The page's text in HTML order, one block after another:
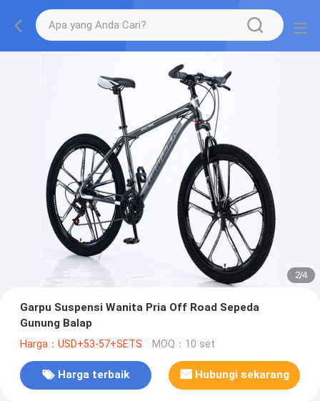
2/4
Garpu Suspensi Wanita Pria Off Road Sepeda
Gunung Balap
Harga：USD+53-57+SETS MOQ：10 set
Harga terbaik Hubungi sekarang